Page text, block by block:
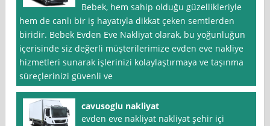
Bebek, hem sahip olduğu güzellikleriyle
hem de canlı bir iş hayatıyla dikkat çeken semtlerden
biridir. Bebek Evden Eve Nakliyat olarak, bu yoğunluğun
içerisinde siz değerli müşterilerimize evden eve nakliye
hizmetleri sunarak işlerinizi kolaylaştırmaya ve taşınma
süreçlerinizi güvenli ve
cavusoglu nakliyat
evden eve nakliyat nakliyat şehir içi